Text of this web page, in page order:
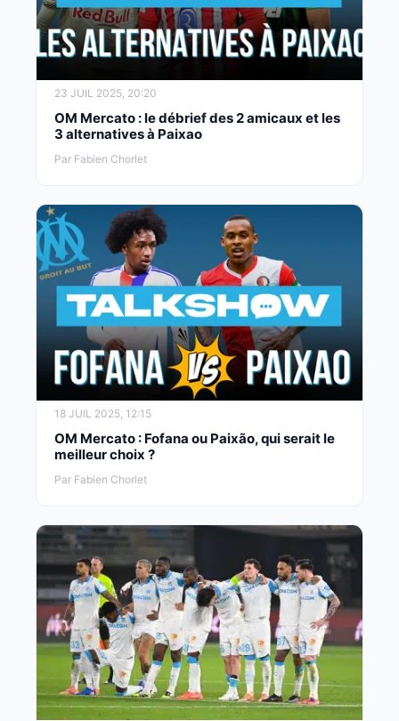
23 JUIL 2025, 20:20
OM Mercato : le débrief des 2 amicaux et les
3 alternatives à Paixao
Par Fabien Chorlet
18 JUIL 2025, 12:15
OM Mercato : Fofana ou Paixão, qui serait le
meilleur choix ?
Par Fabien Chorlet